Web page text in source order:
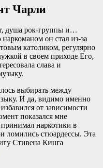
Чарли
душа рок-группы и…
он стал из-за
католиком, регулярно
в своем приходе Его,
слава и
выбирать между
И да, видимо именно
от зависимости
показался мне
наркотики в
ломились стюардессы. Эта
Стивена Кинга